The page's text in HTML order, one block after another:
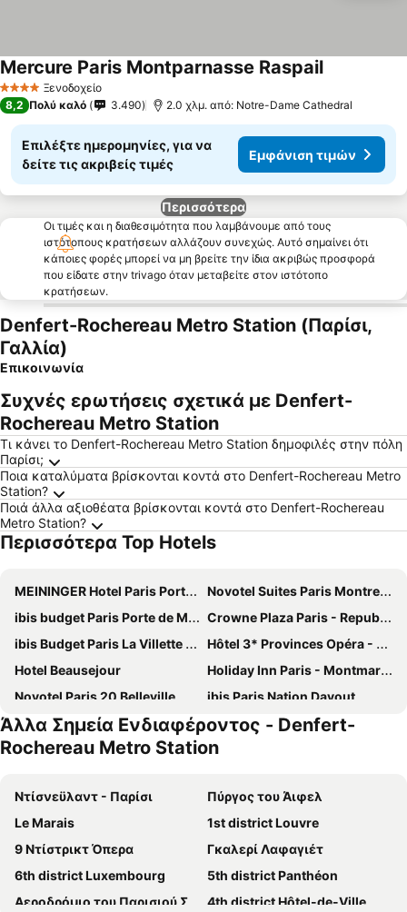
4 ΑστέριαΞενοδοχείο
Mercure Paris Montparnasse RaspailΕμφάνιση
8,2 Πολύ καλό 3.490 2.0 χλμ. από: Notre-Dame Cathedral
Επιλέξτε ημερομηνίες, για να
δείτε τις ακριβείς τιμές
Εμφάνιση τιμών
Περισσότερα
Οι τιμές και η διαθεσιμότητα που λαμβάνουμε από τους
ιστότοπους κρατήσεων αλλάζουν συνεχώς. Αυτό σημαίνει ότι
κάποιες φορές μπορεί να μη βρείτε την ίδια ακριβώς προσφορά
που είδατε στην trivago όταν μεταβείτε στον ιστότοπο
κρατήσεων.
Denfert-Rochereau Metro Station (Παρίσι,
Γαλλία)
Επικοινωνία
Συχνές ερωτήσεις σχετικά με Denfert-
Rochereau Metro Station
Τι κάνει το Denfert-Rochereau Metro Station δημοφιλές στην πόλη
Παρίσι;
Ποια καταλύματα βρίσκονται κοντά στο Denfert-Rochereau Metro
Station?
Ποιά άλλα αξιοθέατα βρίσκονται κοντά στο Denfert-Rochereau
Metro Station?
Περισσότερα Top Hotels
MEININGER Hotel Paris Porte De Vincennes
Novotel Suites Paris Montreuil Vincennes
ibis budget Paris Porte de Montmartre
Crowne Plaza Paris - Republique by IHG
ibis Budget Paris La Villette 19ème
Hôtel 3* Provinces Opéra - Vacances Bleues
Hotel Beausejour
Holiday Inn Paris - Montmartre By Ihg
Novotel Paris 20 Belleville
ibis Paris Nation Davout
Holiday Inn Express Paris-Canal De La Villette, An Ihg Hotel
Novotel Paris Centre Gare Montparnasse
Hotel Saint Christophe
ibis budget Orly Chevilly Tram 7
Novotel Paris Centre Tour Eiffel
Hôtel De Paris Opera
Novotel Paris 17
Hôtel Marignan
Au Royal Mad
Libertel Montmartre Opéra
Moxy Paris La Villette
Mercure Paris 19 Philharmonie La Villette
Novotel Paris Les Halles
Novotel Paris Porte De Versailles
Άλλα Σημεία Ενδιαφέροντος - Denfert-
Rochereau Metro Station
Ντίσνεϋλαντ - Παρίσι
Πύργος του Άιφελ
Le Marais
1st district Louvre
9 Ντίστρικτ Όπερα
Γκαλερί Λαφαγιέτ
6th district Luxembourg
5th district Panthéon
Αεροδρόμιο του Παρισιού Σαρλς ντε Γκώλ
4th district Hôtel-de-Ville